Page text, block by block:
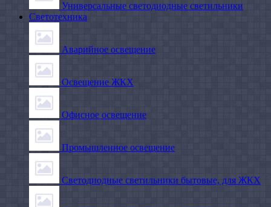
Универсальные светодиодные светильники
Светотехника
Аварийное освещение
Освещение ЖКХ
Офисное освещение
Промышленное освещение
Светодиодные светильники бытовые, для ЖКХ